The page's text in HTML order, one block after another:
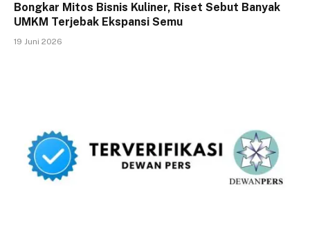
Bongkar Mitos Bisnis Kuliner, Riset Sebut Banyak
UMKM Terjebak Ekspansi Semu
19 Juni 2026